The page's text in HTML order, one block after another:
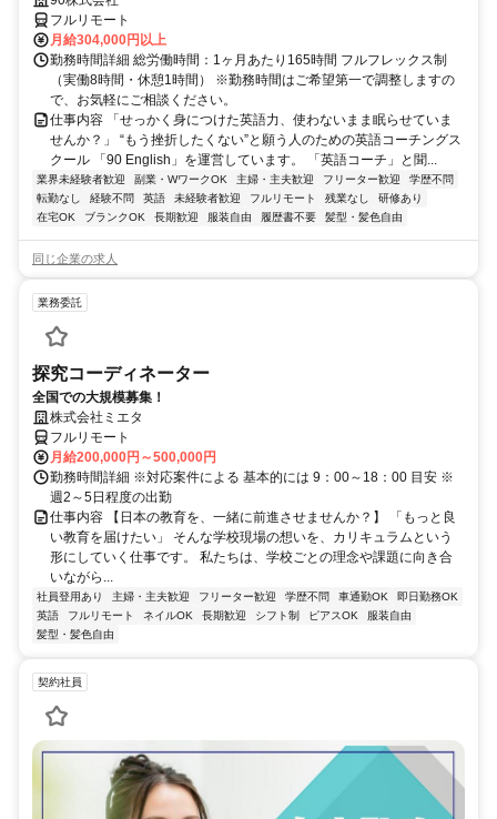
フルリモート
月給304,000円以上
勤務時間詳細 総労働時間：1ヶ月あたり165時間 フルフレックス制
（実働8時間・休憩1時間） ※勤務時間はご希望第一で調整しますの
で、お気軽にご相談ください。
仕事内容 「せっかく身につけた英語力、使わないまま眠らせていま
せんか？」 “もう挫折したくない”と願う人のための英語コーチングス
クール 「90 English」を運営しています。 「英語コーチ」と聞...
業界未経験者歓迎 副業・WワークOK 主婦・主夫歓迎 フリーター歓迎
学歴不問
転勤なし
経験不問 英語 未経験者歓迎 フルリモート 残業なし
研修あり
在宅OK
ブランクOK 長期歓迎 服装自由 履歴書不要 髪型・髪色自由
同じ企業の求人
業務委託
探究コーディネーター
全国での大規模募集！
株式会社ミエタ
フルリモート
月給200,000円～500,000円
勤務時間詳細 ※対応案件による 基本的には 9：00～18：00 目安 ※
週2～5日程度の出勤
仕事内容 【日本の教育を、一緒に前進させませんか？】 「もっと良
い教育を届けたい」 そんな学校現場の想いを、カリキュラムという
形にしていく仕事です。 私たちは、学校ごとの理念や課題に向き合
いながら...
社員登用あり 主婦・主夫歓迎 フリーター歓迎 学歴不問 車通勤OK
即日勤務OK
英語
フルリモート ネイルOK 長期歓迎 シフト制 ピアスOK
服装自由
髪型・髪色自由
契約社員